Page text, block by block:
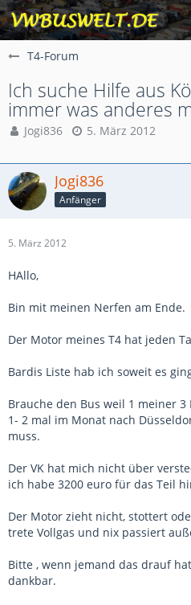
T4-Forum
Ich suche Hilfe aus
immer was anderes
Jogi836 5. März 2012
Jogi836
Anfänger
5. März 2012
HAllo,
Bin mit meinen Nerfen am Ende.
Der Motor meines T4 hat jeden
Bardis Liste hab ich soweit es
Brauche den Bus weil 1 meiner
1- 2 mal im Monat nach
muss.
Der VK hat mich nicht über
ich habe 3200 euro für das Teil
Der Motor zieht nicht, stottert
trete Vollgas und nix passiert
Bitte , wenn jemand das drauf
dankbar.